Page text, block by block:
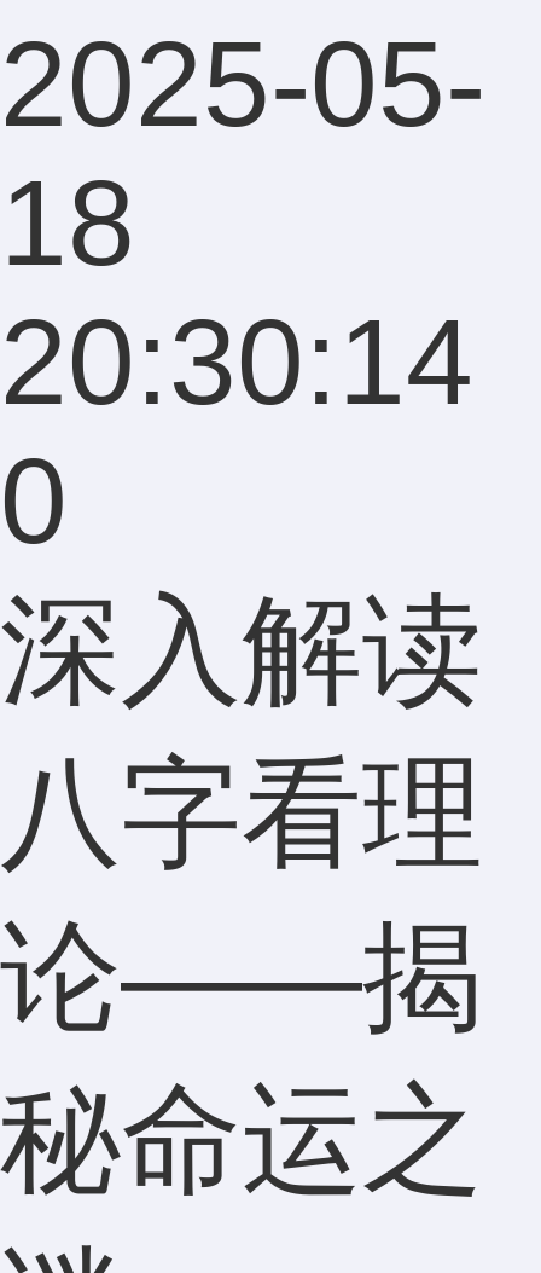
2025-05-
18
20:30:14
0
深入解读
八字看理
论——揭
秘命运之